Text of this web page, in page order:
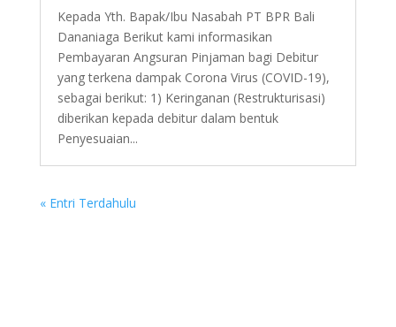
Kepada Yth. Bapak/Ibu Nasabah PT BPR Bali
Dananiaga Berikut kami informasikan
Pembayaran Angsuran Pinjaman bagi Debitur
yang terkena dampak Corona Virus (COVID-19),
sebagai berikut: 1) Keringanan (Restrukturisasi)
diberikan kepada debitur dalam bentuk
Penyesuaian...
« Entri Terdahulu